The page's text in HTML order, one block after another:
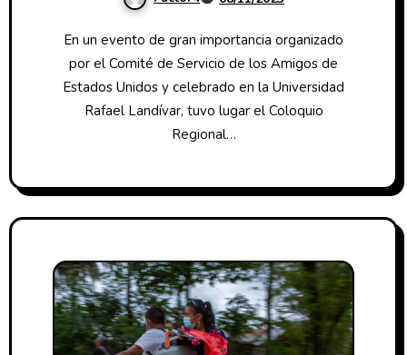
En un evento de gran importancia organizado
por el Comité de Servicio de los Amigos de
Estados Unidos y celebrado en la Universidad
Rafael Landívar, tuvo lugar el Coloquio
Regional…